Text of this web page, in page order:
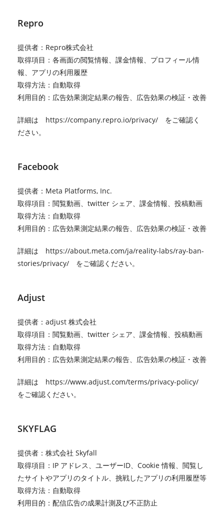
Repro
提供者：Repro株式会社
取得項目：各画面の閲覧情報、課金情報、プロフィール情
報、アプリの利用履歴
取得方法：自動取得
利用目的：広告効果測定結果の報告、広告効果の検証・改善
詳細は https://company.repro.io/privacy/ をご確認く
ださい。
Facebook
提供者：Meta Platforms, Inc.
取得項目：閲覧動画、twitter シェア、課金情報、投稿動画
取得方法：自動取得
利用目的：広告効果測定結果の報告、広告効果の検証・改善
詳細は https://about.meta.com/ja/reality-labs/ray-ban-
stories/privacy/ をご確認ください。
Adjust
提供者：adjust 株式会社
取得項目：閲覧動画、twitter シェア、課金情報、投稿動画
取得方法：自動取得
利用目的：広告効果測定結果の報告、広告効果の検証・改善
詳細は https://www.adjust.com/terms/privacy-policy/
をご確認ください。
SKYFLAG
提供者：株式会社 Skyfall
取得項目：IP アドレス、ユーザーID、Cookie 情報、閲覧し
たサイトやアプリのタイトル、挑戦したアプリの利用履歴等
取得方法：自動取得
利用目的：配信広告の成果計測及び不正防止